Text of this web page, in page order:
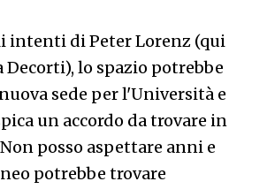
intenti di Peter Lorenz (qui
Decorti), lo spazio potrebbe
sede per l'Università e
un accordo da trovare in
posso aspettare anni e
potrebbe trovare